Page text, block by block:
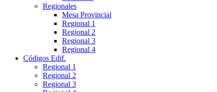
Regionales
Mesa Provincial
Regional 1
Regional 2
Regional 3
Regional 4
Códigos Edif.
Regional 1
Regional 2
Regional 3